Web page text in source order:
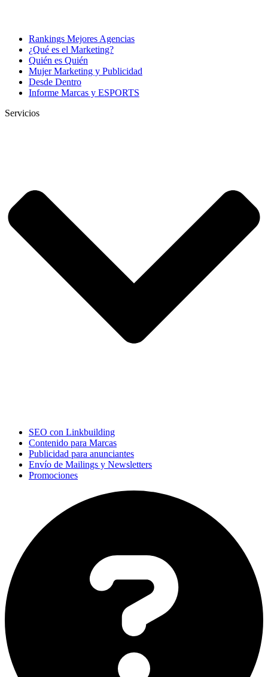
Rankings Mejores Agencias
¿Qué es el Marketing?
Quién es Quién
Mujer Marketing y Publicidad
Desde Dentro
Informe Marcas y ESPORTS
Servicios
SEO con Linkbuilding
Contenido para Marcas
Publicidad para anunciantes
Envío de Mailings y Newsletters
Promociones